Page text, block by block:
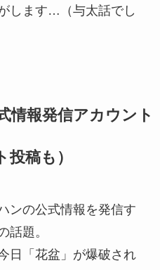
します…（与太話でし
情報発信アカウント
投稿も）
の公式情報を発信す
話題。
日「花盆」が爆破され